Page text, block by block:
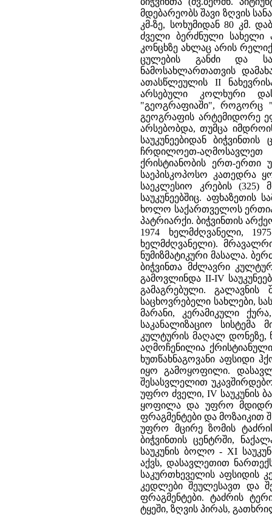
მდებარეობს შავი ზღვის
კმ-ზე, სოხუმიდან 80 კმ.
ძველი ბერძნული სახელი
კონცხზე ახლაც არის
ცულების განძი და
ნამოსახლართათვის
ათასწლეულის II
არსებული კოლხური
"გეოგრაფიაში", როგორც
გეოგრაფის არტემიდორე
არსებობდა, თუმცა
საუკუნეებიდან
ჩრდილოეთ-აღმოსავლეთ
ქრისტიანობის ერთ-ერთი
საეპისკოპოსო კათედრა
საეკლესიო კრების
საუკუნეებშიც. აფხაზეთის
ხოლო საქართველოს
პატრიარქი. ბიჭვინთის
1974 ხელმძღვანელი,
ხელმძღვანელი).
ნუმიზმატიკური მასალა.
ბიჭვინთა მძლავრი
გამოვლინდა II-IV
გამაგრებული.
საცხოვრებელი სახლები,
მარანი, კერამიკული
საკანალიზაციო სისტემა
კულტურის მაღალ დონეზე,
აღმოჩენილია
ხუთწახნაგოვანი აფსიდი
იყო გამოყოფილი.
შესასვლელით
უფრო ძველი, IV საუკუნის
ყოფილა და უფრო
ფრაგმენტები და მოზაიკით
უფრო მცირე ზომის
ბიჭვინთის ცენტრში,
საუკუნის ბოლო - XI
აქვს, დასავლეთით
საკურთხეველის აფსიდის
კედლები შეულესავთ და
ფრაგმენტები. ტაძრის
ტყეში, ზღვის პირას,